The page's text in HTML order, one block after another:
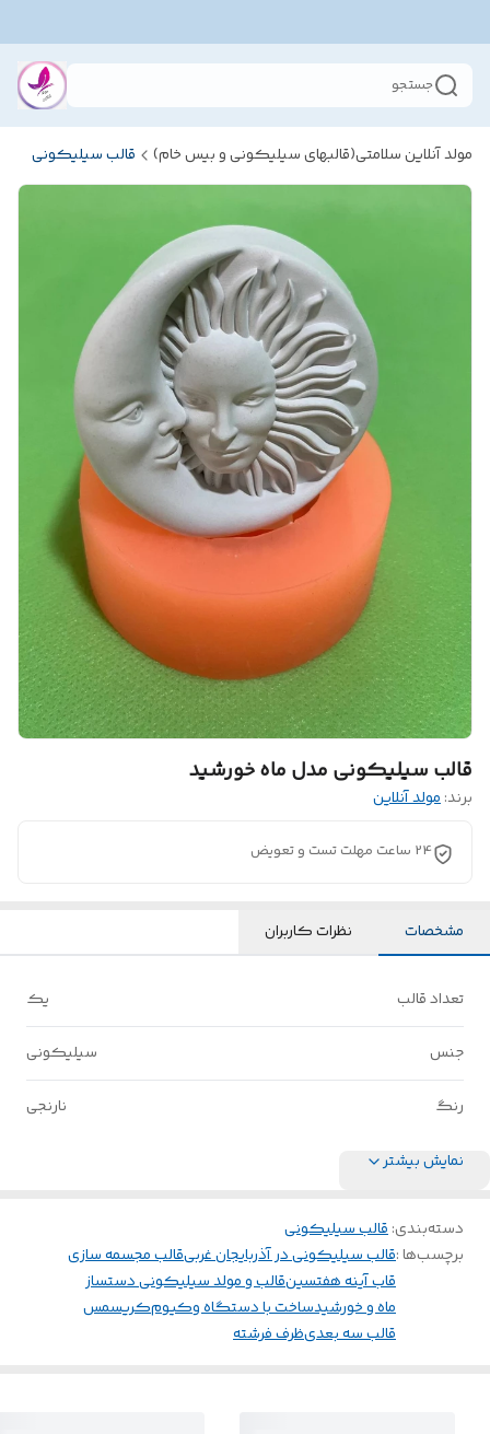
جستجو
مولد آنلاین سلامتی(قالبهای سیلیکونی و بیس خام) قالب سیلیکونی
قالب سیلیکونی مدل ماه خورشید
برند:مولد آنلاین
24 ساعت مهلت تست و تعویض
مشخصات نظرات کاربران
تعداد قالب یک
جنس سیلیکونی
رنگ نارنجی
نمایش بیشتر
دسته‌بندی:قالب سیلیکونی
برچسب‌ها :قالب سیلیکونی در آذربایجان غربیقالب مجسمه سازی
قاب آینه هفتسینقالب و مولد سیلیکونی دستساز
ماه و خورشیدساخت با دستگاه وکیومکریسمس
قالب سه بعدیظرف فرشته